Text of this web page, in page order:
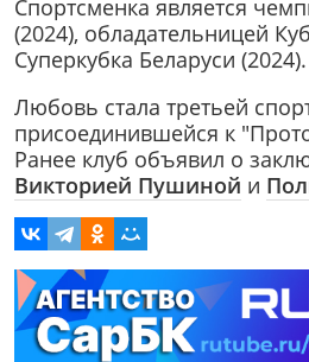
Спортсменка является
(2024), обладательницей
Суперкубка Беларуси (2024).
Любовь стала третьей
присоединившейся к
Ранее клуб объявил о
Викторией Пушиной и